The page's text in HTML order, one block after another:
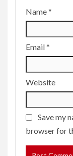
Name*
Email*
Website
Save my
browser for